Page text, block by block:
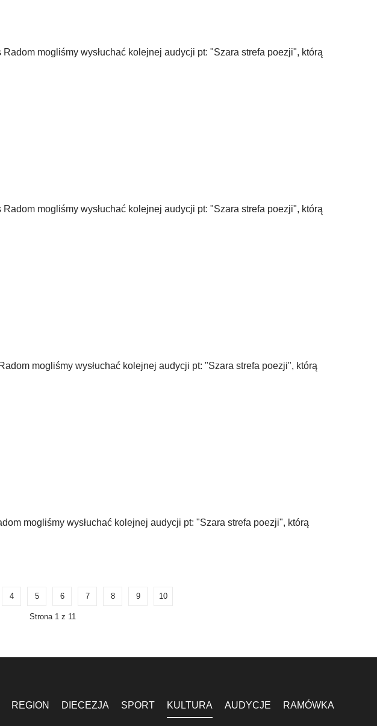
mogliśmy wysłuchać kolejnej audycji pt: "Szara strefa poezji", którą
mogliśmy wysłuchać kolejnej audycji pt: "Szara strefa poezji", którą
mogliśmy wysłuchać kolejnej audycji pt: "Szara strefa poezji", którą
mogliśmy wysłuchać kolejnej audycji pt: "Szara strefa poezji", którą
4 5 6 7 8 9 10
Strona 1 z 11
REGION DIECEZJA SPORT KULTURA AUDYCJE RAMÓWKA